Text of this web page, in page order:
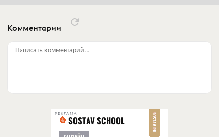
Комментарии
Написать комментарий...
РЕКЛАМА